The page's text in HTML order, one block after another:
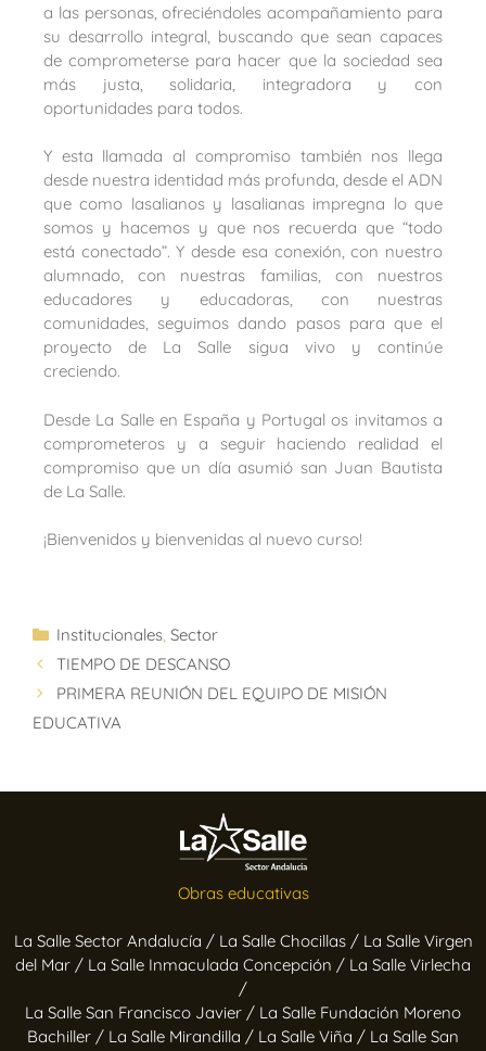
a las personas, ofreciéndoles acompañamiento para
su desarrollo integral, buscando que sean capaces
de comprometerse para hacer que la sociedad sea
más justa, solidaria, integradora y con
oportunidades para todos.
Y esta llamada al compromiso también nos llega
desde nuestra identidad más profunda, desde el ADN
que como lasalianos y lasalianas impregna lo que
somos y hacemos y que nos recuerda que “todo
está conectado”. Y desde esa conexión, con nuestro
alumnado, con nuestras familias, con nuestros
educadores y educadoras, con nuestras
comunidades, seguimos dando pasos para que el
proyecto de La Salle sigua vivo y continúe
creciendo.
Desde La Salle en España y Portugal os invitamos a
comprometeros y a seguir haciendo realidad el
compromiso que un día asumió san Juan Bautista
de La Salle.
¡Bienvenidos y bienvenidas al nuevo curso!
Institucionales Sector
TIEMPO DE DESCANSO
PRIMERA REUNIÓN DEL EQUIPO DE MISIÓN
EDUCATIVA
Obras educativas
La Salle Sector Andalucía / La Salle Chocillas / La Salle Virgen
del Mar / La Salle Inmaculada Concepción / La Salle Virlecha
/
La Salle San Francisco Javier / La Salle Fundación Moreno
Bachiller / La Salle Mirandilla / La Salle Viña / La Salle San